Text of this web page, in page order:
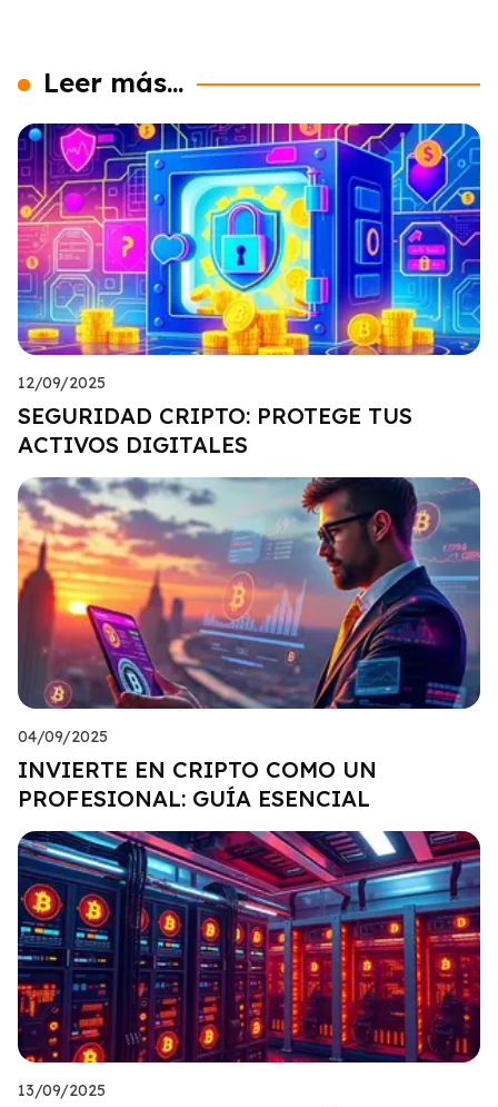
Leer más...
12/09/2025
SEGURIDAD CRIPTO: PROTEGE TUS
ACTIVOS DIGITALES
04/09/2025
INVIERTE EN CRIPTO COMO UN
PROFESIONAL: GUÍA ESENCIAL
13/09/2025